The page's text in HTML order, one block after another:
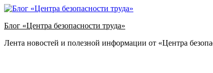
Блог «Центра безопасности труда»
Лента новостей и полезной информации от «Центра